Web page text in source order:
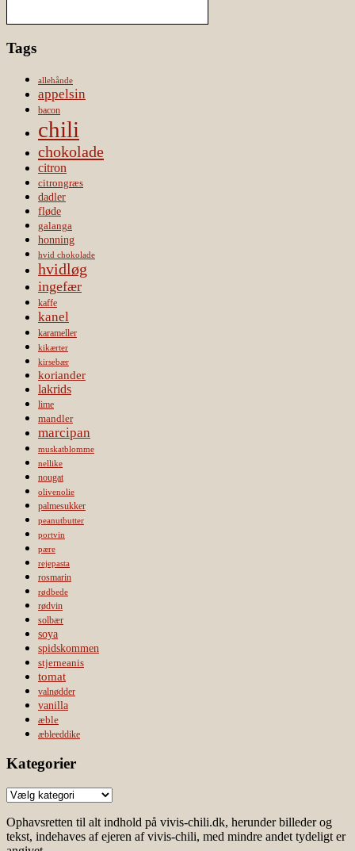
Tags
allehånde
appelsin
bacon
chili
chokolade
citron
citrongræs
dadler
fløde
galanga
honning
hvid chokolade
hvidløg
ingefær
kaffe
kanel
karameller
kikærter
kirsebær
koriander
lakrids
lime
mandler
marcipan
muskatblomme
nellike
nougat
olivenolie
palmesukker
peanutbutter
portvin
pære
rejepasta
rosmarin
rødbede
rødvin
solbær
soya
spidskommen
stjerneanis
tomat
valnødder
vanilla
æble
æbleeddike
Kategorier
Kategorier
Ophavsretten til alt indhold på vivis-chili.dk, herunder billeder og
tekst, indehaves af ejeren af vivis-chili, med mindre andet tydeligt er